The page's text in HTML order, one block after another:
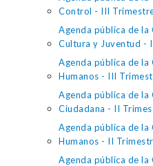
Control - III
Agenda pública de la
Cultura y Juventud -
Agenda pública de la
Humanos - III
Agenda pública de la
Ciudadana - II
Agenda pública de la
Humanos - II
Agenda pública de la